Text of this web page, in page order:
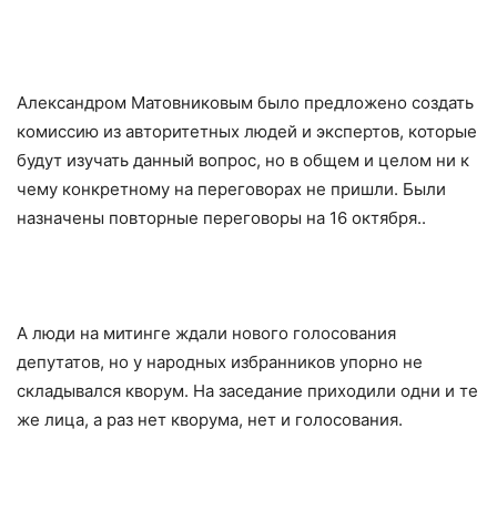
Александром Матовниковым было предложено создать
комиссию из авторитетных людей и экспертов, которые
будут изучать данный вопрос, но в общем и целом ни к
чему конкретному на переговорах не пришли. Были
назначены повторные переговоры на 16 октября..
А люди на митинге ждали нового голосования
депутатов, но у народных избранников упорно не
складывался кворум. На заседание приходили одни и те
же лица, а раз нет кворума, нет и голосования.